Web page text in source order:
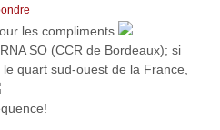
les compliments
SO (CCR de Bordeaux); si
quart sud-ouest de la France,